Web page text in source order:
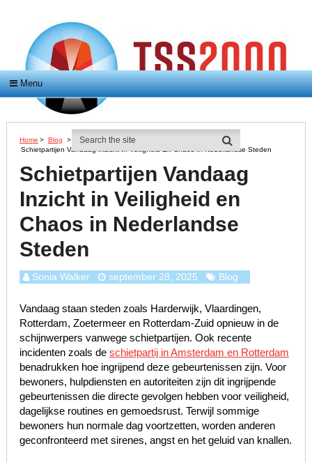
Menu
Home > Blog
>
Schietpartijen Vandaag Inzicht In Veiligheid En Chaos In Nederlandse Steden
Schietpartijen Vandaag
Inzicht in Veiligheid en
Chaos in Nederlandse
Steden
Sonia Walker september 28, 2025 Blog
Vandaag staan steden zoals Harderwijk, Vlaardingen,
Rotterdam, Zoetermeer en Rotterdam-Zuid opnieuw in de
schijnwerpers vanwege schietpartijen. Ook recente
incidenten zoals de schietpartij in Amsterdam en Rotterdam
benadrukken hoe ingrijpend deze gebeurtenissen zijn. Voor
bewoners, hulpdiensten en autoriteiten zijn dit ingrijpende
gebeurtenissen die directe gevolgen hebben voor veiligheid,
dagelijkse routines en gemoedsrust. Terwijl sommige
bewoners hun normale dag voortzetten, worden anderen
geconfronteerd met sirenes, angst en het geluid van knallen.